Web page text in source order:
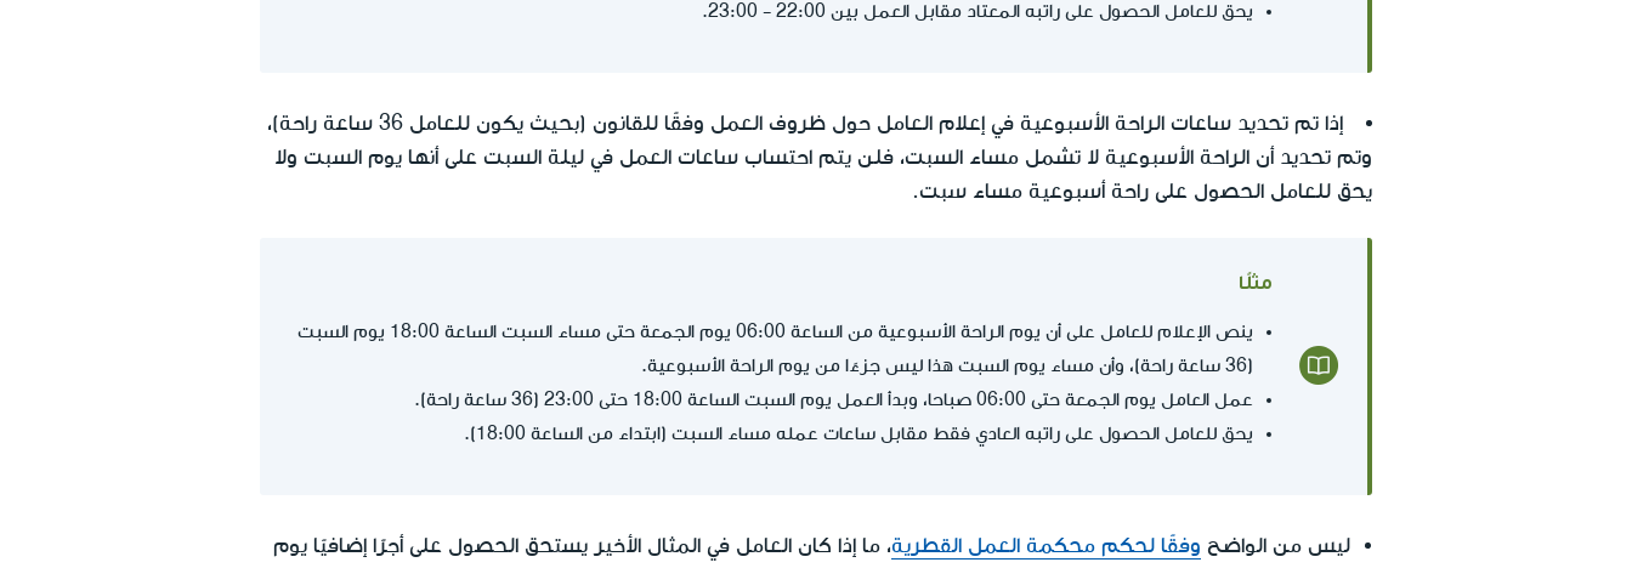
يحق للعامل الحصول على راتبه المعتاد مقابل العمل بين 22:00 - 23:00.
إذا تم تحديد ساعات الراحة الأسبوعية في إعلام العامل حول ظروف العمل وفقًا للقانون (بحيث يكون للعامل 36 ساعة راحة)،
وتم تحديد أن الراحة الأسبوعية لا تشمل مساء السبت، فلن يتم احتساب ساعات العمل في ليلة السبت على أنها يوم السبت ولا
يحق للعامل الحصول على راحة أسبوعية مساء سبت.
مثلًا
ينص الإعلام للعامل على أن يوم الراحة الأسبوعية من الساعة 06:00 يوم الجمعة حتى مساء السبت الساعة 18:00 يوم السبت
(36 ساعة راحة)، وأن مساء يوم السبت هذا ليس جزءًا من يوم الراحة الأسبوعية.
عمل العامل يوم الجمعة حتى 06:00 صباحا، وبدأ العمل يوم السبت الساعة 18:00 حتى 23:00 (36 ساعة راحة).
يحق للعامل الحصول على راتبه العادي فقط مقابل ساعات عمله مساء السبت (ابتداء من الساعة 18:00).
ليس من الواضح وفقًا لحكم محكمة العمل القطرية، ما إذا كان العامل في المثال الأخير يستحق الحصول على أجرًا إضافيًا يوم